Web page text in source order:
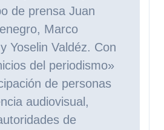
de prensa Juan
Marco
Yoselin Valdéz. Con
del periodismo»
de personas
audiovisual,
de